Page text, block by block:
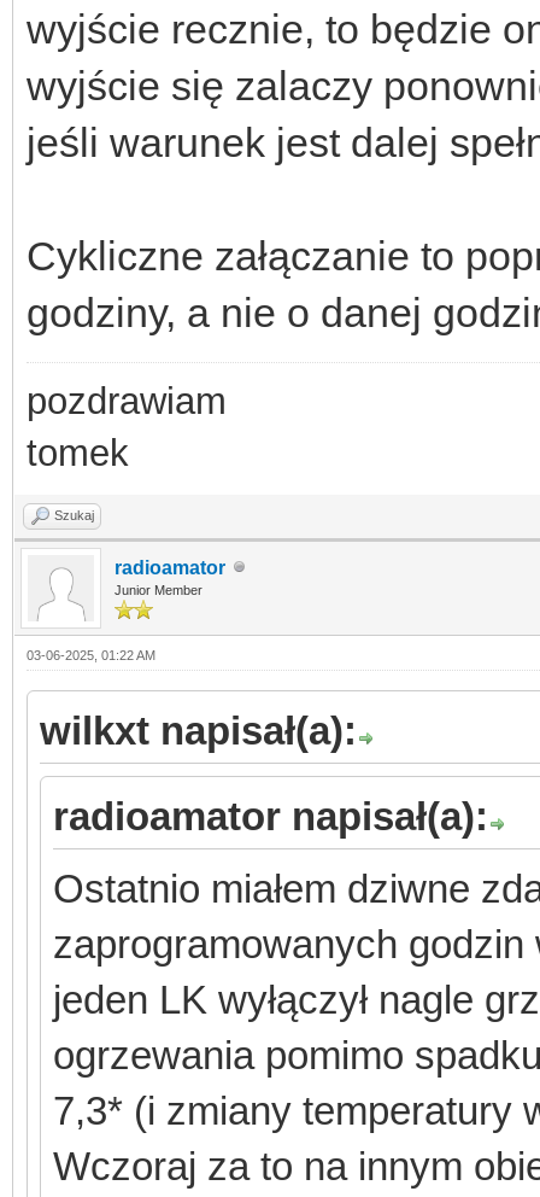
wyjście recznie, to będzie
wyjście się zalaczy
jeśli warunek jest dalej
Cykliczne załączanie to
godziny, a nie o danej
pozdrawiam
tomek
Szukaj
radioamator
Junior Member
03-06-2025, 01:22 AM
wilkxt napisał(a):
radioamator napisał(a):
Ostatnio miałem dziwne
zaprogramowanych
jeden LK wyłączył nagle
ogrzewania pomimo
7,3* (i zmiany temperatury
Wczoraj za to na innym